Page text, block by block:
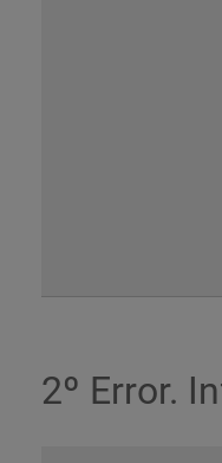
2º Error.